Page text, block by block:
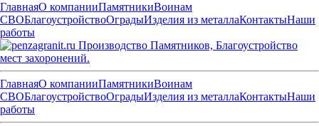
ГлавнаяО компанииПамятникиВоинам
СВОБлагоустройствоОградыИзделия из металлаКонтактыНаши
работы
Производство Памятников, Благоустройство
мест захоронений.
ГлавнаяО компанииПамятникиВоинам
СВОБлагоустройствоОградыИзделия из металлаКонтактыНаши
работы